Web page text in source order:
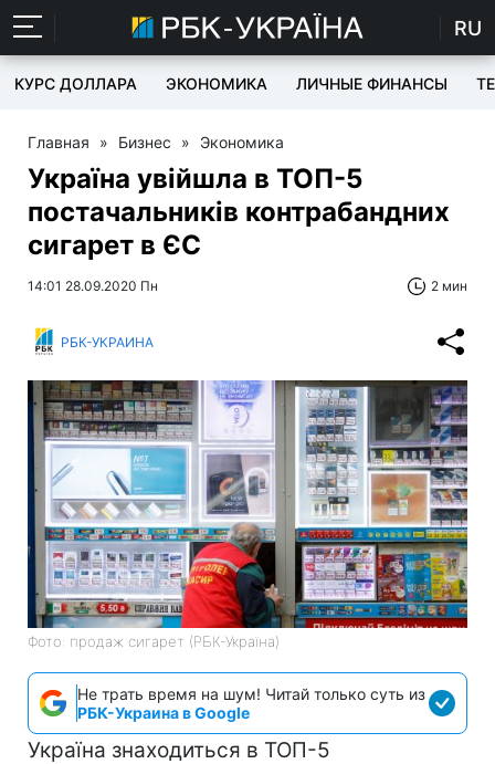
RU
КУРС ДОЛЛАРА ЭКОНОМИКА ЛИЧНЫЕ ФИНАНСЫ
Главная » Бизнес » Экономика
Україна увійшла в ТОП-5
постачальників контрабандних
сигарет в ЄС
14:01 28.09.2020 Пн 2 мин
РБК-УКРАИНА
Фото: продаж сигарет (РБК-Україна)
Не трать время на шум! Читай только суть из
РБК-Украина в Google
Україна знаходиться в ТОП-5